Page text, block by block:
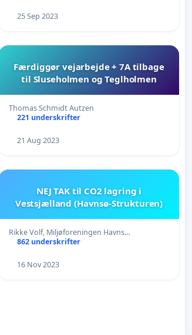
25 Sep 2023
Færdiggør vejarbejde + 7A tilbage
til Sluseholmen og Teglholmen
Thomas Schmidt Autzen
221 underskrifter
21 Aug 2023
NEJ TAK til CO2 lagring i
Vestsjælland (Havnsø-Strukturen)
Rikke Volf, Miljøforeningen Havns…
862 underskrifter
16 Nov 2023